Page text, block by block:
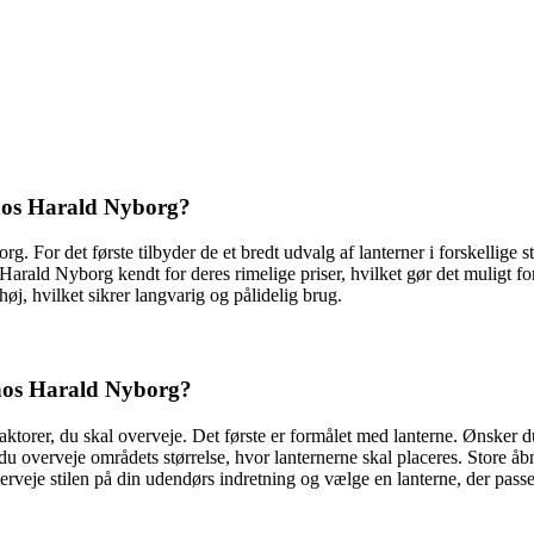
Harald Nyborg?
For det første tilbyder de et bredt udvalg af lanterner i forskellige
Nyborg kendt for deres rimelige priser, hvilket gør det muligt
hvilket sikrer langvarig og pålidelig brug.
Harald Nyborg?
du skal overveje. Det første er formålet med lanterne. Ønsker
områdets størrelse, hvor lanternerne skal placeres. Store
stilen på din udendørs indretning og vælge en lanterne, der